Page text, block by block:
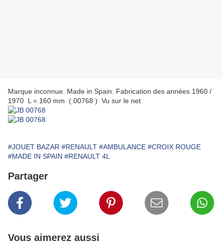
Marque inconnue. Made in Spain. Fabrication des années 1960 /
1970 L = 160 mm ( 00768 ) Vu sur le net
#JOUET BAZAR #RENAULT #AMBULANCE #CROIX ROUGE
#MADE IN SPAIN #RENAULT 4L
Partager
Vous aimerez aussi